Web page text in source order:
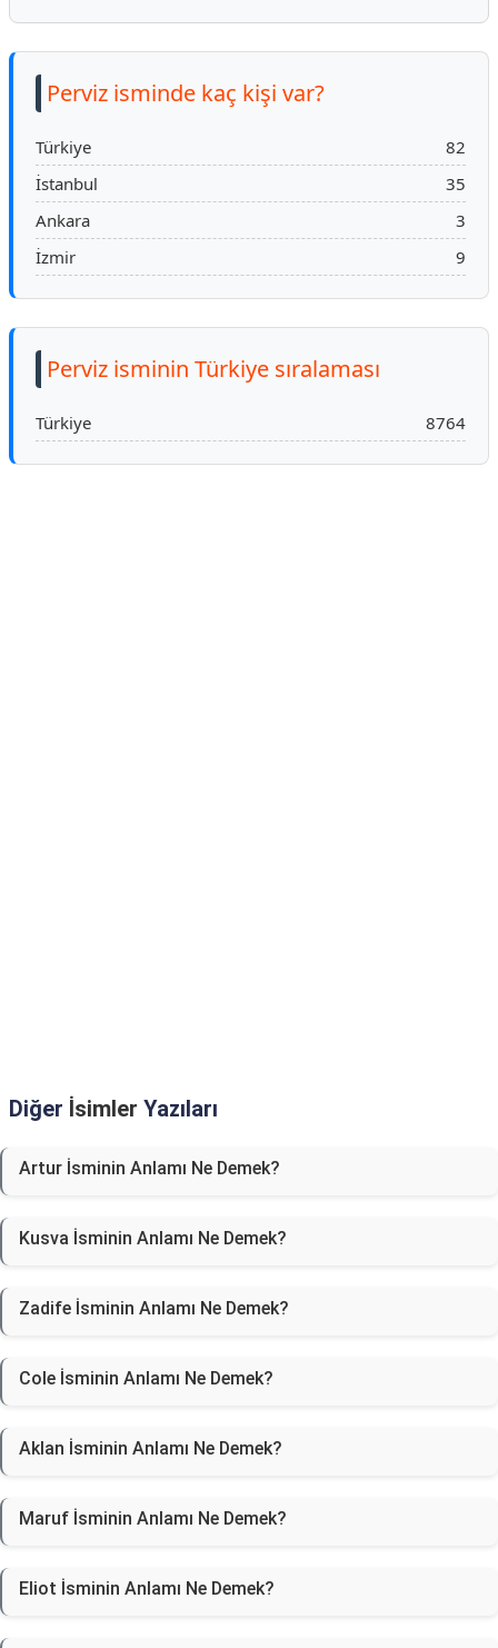
Perviz isminde kaç kişi var?
Türkiye
82
İstanbul
35
Ankara
3
İzmir
9
Perviz isminin Türkiye sıralaması
Türkiye 8764
Diğer İsimler Yazıları
Artur İsminin Anlamı Ne Demek?
Kusva İsminin Anlamı Ne Demek?
Zadife İsminin Anlamı Ne Demek?
Cole İsminin Anlamı Ne Demek?
Aklan İsminin Anlamı Ne Demek?
Maruf İsminin Anlamı Ne Demek?
Eliot İsminin Anlamı Ne Demek?